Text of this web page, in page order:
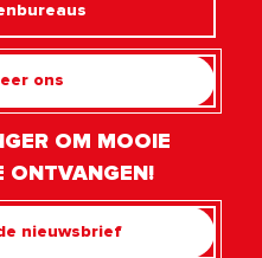
ons
OM MOOIE
ONTVANGEN!
nieuwsbrief